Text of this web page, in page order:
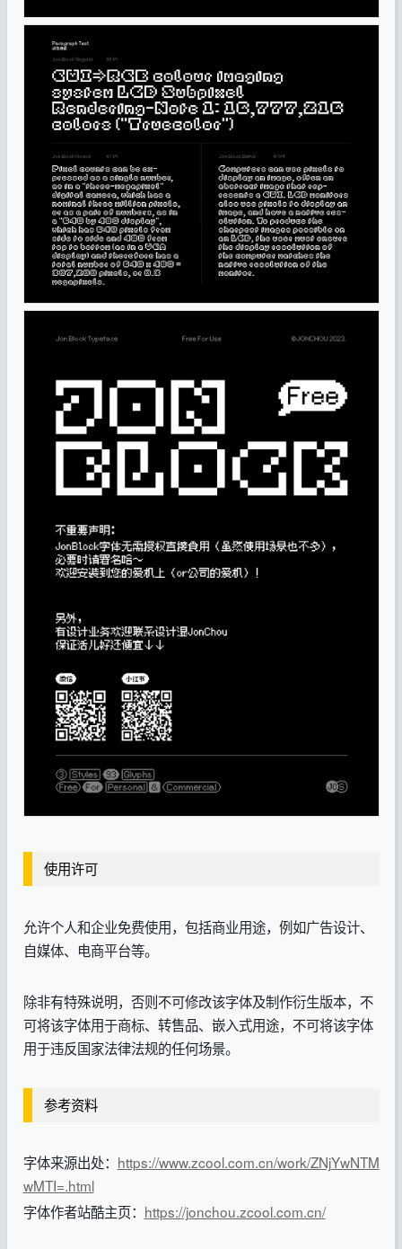
使用许可
允许个人和企业免费使用，包括商业用途，例如广告设计、
自媒体、电商平台等。
除非有特殊说明，否则不可修改该字体及制作衍生版本，不
可将该字体用于商标、转售品、嵌入式用途，不可将该字体
用于违反国家法律法规的任何场景。
参考资料
字体来源出处： https://www.zcool.com.cn/work/ZNjYwNTM
wMTI=.html
字体作者站酷主页： https://jonchou.zcool.com.cn/